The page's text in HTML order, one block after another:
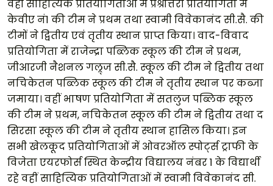
वहीं साहित्यिक प्रतियोगिताओं में प्रश्रोत्तरी प्रतियोगिता में
केवीए नं1 की टीम ने प्रथम तथा स्वामी विवेकानंद सी.सै. की
टीमों ने द्वितीय एवं तृतीय स्थान प्राप्त किया। वाद-विवाद
प्रतियोगिता में राजेन्द्रा पब्लिक स्कूल की टीम ने प्रथम,
जीआरजी नैशनल गल्र्ज सी.सै. स्कूल की टीम ने द्वितीय तथा
नचिकेतन पब्लिक स्कूल की टीम ने तृतीय स्थान पर कब्जा
जमाया। वहीं भाषण प्रतियोगिता में सतलुज पब्लिक स्कूल
की टीम ने प्रथम, नचिकेतन स्कूल की टीम ने द्वितीय तथा द
सिरसा स्कूल की टीम ने तृतीय स्थान हासिल किया। इन
सभी खेलकूद प्रतियोगिताओं में ओवरऑल स्पोर्ट्स ट्राफी के
विजेता एयरफोर्स स्थित केन्द्रीय विद्यालय नंबर 1 के विद्यार्थी
रहे वहीं साहित्यिक प्रतियोगिताओं में स्वामी विवेकानंद सी.